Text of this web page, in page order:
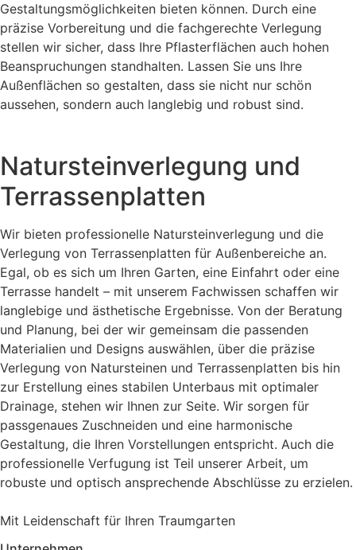
Gestaltungsmöglichkeiten bieten können. Durch eine
präzise Vorbereitung und die fachgerechte Verlegung
stellen wir sicher, dass Ihre Pflasterflächen auch hohen
Beanspruchungen standhalten. Lassen Sie uns Ihre
Außenflächen so gestalten, dass sie nicht nur schön
aussehen, sondern auch langlebig und robust sind.
Natursteinverlegung und
Terrassenplatten
Wir bieten professionelle Natursteinverlegung und die
Verlegung von Terrassenplatten für Außenbereiche an.
Egal, ob es sich um Ihren Garten, eine Einfahrt oder eine
Terrasse handelt – mit unserem Fachwissen schaffen wir
langlebige und ästhetische Ergebnisse. Von der Beratung
und Planung, bei der wir gemeinsam die passenden
Materialien und Designs auswählen, über die präzise
Verlegung von Natursteinen und Terrassenplatten bis hin
zur Erstellung eines stabilen Unterbaus mit optimaler
Drainage, stehen wir Ihnen zur Seite. Wir sorgen für
passgenaues Zuschneiden und eine harmonische
Gestaltung, die Ihren Vorstellungen entspricht. Auch die
professionelle Verfugung ist Teil unserer Arbeit, um
robuste und optisch ansprechende Abschlüsse zu erzielen.
Mit Leidenschaft für Ihren Traumgarten